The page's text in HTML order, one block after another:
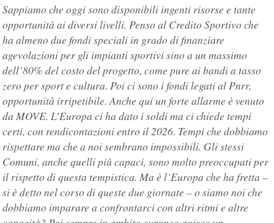
Sappiamo che oggi sono disponibili ingenti risorse e tante
opportunità ai diversi livelli. Penso al Credito Sportivo che
ha almeno due fondi speciali in grado di finanziare
agevolazioni per gli impianti sportivi sino a un massimo
dell’80% del costo del progetto, come pure ai bandi a tasso
zero per sport e cultura. Poi ci sono i fondi legati al Pnrr,
opportunità irripetibile. Anche qui un forte allarme è venuto
da MOVE. L’Europa ci ha dato i soldi ma ci chiede tempi
certi, con rendicontazioni entro il 2026. Tempi che dobbiamo
rispettare ma che a noi sembrano impossibili. Gli stessi
Comuni, anche quelli più capaci, sono molto preoccupati per
il rispetto di questa tempistica. Ma è l’Europa che ha fretta –
si è detto nel corso di queste due giornate – o siamo noi che
dobbiamo imparare a confrontarci con altri ritmi e altre